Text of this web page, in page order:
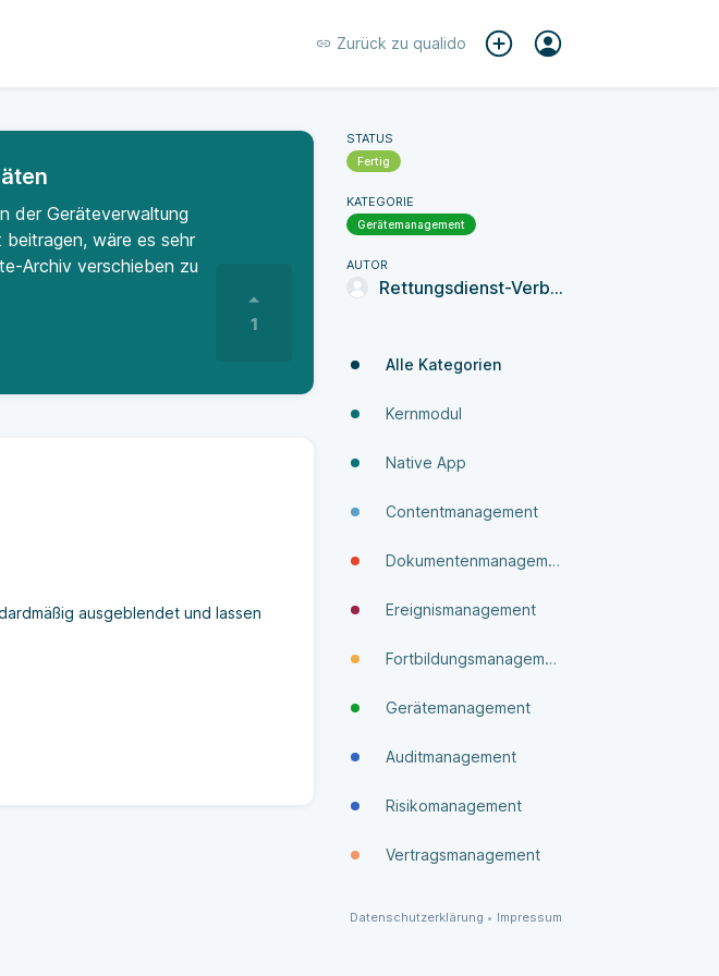
Zurück zu qualido
der Geräteverwaltung
wäre es sehr
Archiv verschieben zu
1
ausgeblendet und lassen
STATUS
Fertig
KATEGORIE
Gerätemanagement
AUTOR
Rettungsdienst-Verbund Stormarn
Alle Kategorien
Kernmodul
Native App
Contentmanagement
Dokumenten­manage­ment
Ereignismanagement
Fortbildungsmanagement
Gerätemanagement
Auditmanagement
Risikomanagement
Vertragsmanagement
Datenschutzerklärung • Impressum